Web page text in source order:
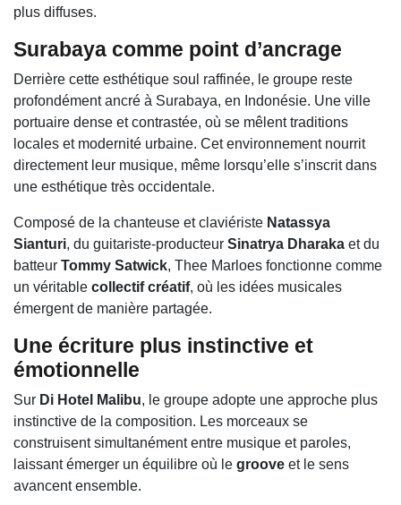
plus diffuses.
Surabaya comme point d’ancrage
Derrière cette esthétique soul raffinée, le groupe reste
profondément ancré à Surabaya, en Indonésie. Une ville
portuaire dense et contrastée, où se mêlent traditions
locales et modernité urbaine. Cet environnement nourrit
directement leur musique, même lorsqu’elle s’inscrit dans
une esthétique très occidentale.
Composé de la chanteuse et claviériste Natassya
Sianturi, du guitariste-producteur Sinatrya Dharaka et du
batteur Tommy Satwick, Thee Marloes fonctionne comme
un véritable collectif créatif, où les idées musicales
émergent de manière partagée.
Une écriture plus instinctive et
émotionnelle
Sur Di Hotel Malibu, le groupe adopte une approche plus
instinctive de la composition. Les morceaux se
construisent simultanément entre musique et paroles,
laissant émerger un équilibre où le groove et le sens
avancent ensemble.